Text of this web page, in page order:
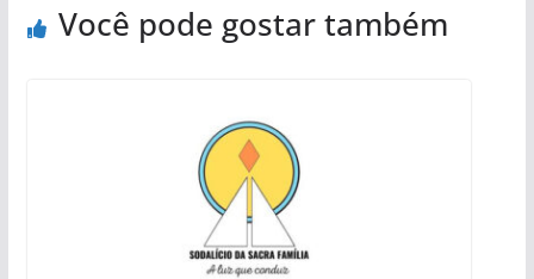
Você pode gostar também